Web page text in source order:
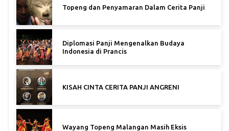
Topeng dan Penyamaran Dalam Cerita Panji
Diplomasi Panji Mengenalkan Budaya
Indonesia di Prancis
KISAH CINTA CERITA PANJI ANGRENI
Wayang Topeng Malangan Masih Eksis